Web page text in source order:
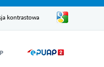
kontrastowa
Pokaż/ukryj
listę
języków
Odnośnik